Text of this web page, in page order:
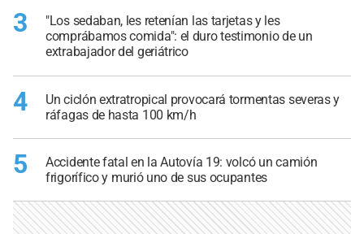
3
"Los sedaban, les retenían las tarjetas y les
comprábamos comida": el duro testimonio de un
extrabajador del geriátrico
4
Un ciclón extratropical provocará tormentas severas y
ráfagas de hasta 100 km/h
5
Accidente fatal en la Autovía 19: volcó un camión
frigorífico y murió uno de sus ocupantes